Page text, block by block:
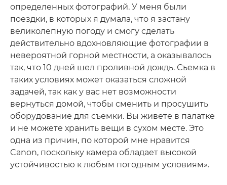
определенных фотографий. У меня были
поездки, в которых я думала, что я застану
великолепную погоду и смогу сделать
действительно вдохновляющие фотографии в
невероятной горной местности, а оказывалось
так, что 10 дней шел проливной дождь. Съемка в
таких условиях может оказаться сложной
задачей, так как у вас нет возможности
вернуться домой, чтобы сменить и просушить
оборудование для съемки. Вы живете в палатке
и не можете хранить вещи в сухом месте. Это
одна из причин, по которой мне нравится
Canon, поскольку камера обладает высокой
устойчивостью к любым погодным условиям».